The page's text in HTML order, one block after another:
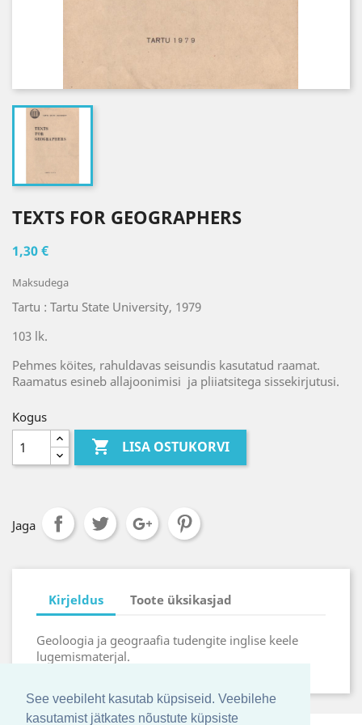
See veebileht kasutab küpsiseid. Veebilehe
kasutamist jätkates nõustute küpsiste
TEXTS FOR GEOGRAPHERS
1,30 €
Maksudega
Tartu : Tartu State University, 1979
103 lk.
Pehmes köites, rahuldavas seisundis kasutatud raamat.
Raamatus esineb allajoonimisi ja pliiatsitega sissekirjutusi.
Kogus
 LISA OSTUKORVI
Jaga
Kirjeldus Toote üksikasjad
Geoloogia ja geograafia tudengite inglise keele
lugemismaterjal.